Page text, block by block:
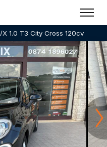
/X 1.0 T3 City Cross 120cv